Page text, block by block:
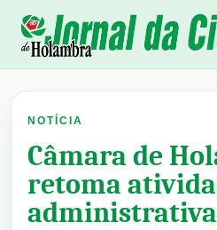
NOTÍCIA
Câmara de
retoma